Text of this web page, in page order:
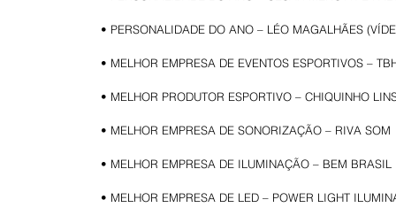
• PERSONALIDADE DO ANO – LÉO MAGALHÃES
• MELHOR EMPRESA DE EVENTOS ESPORTIVOS –
• MELHOR PRODUTOR ESPORTIVO – CHIQUINHO
• MELHOR EMPRESA DE SONORIZAÇÃO – RIVA SOM
• MELHOR EMPRESA DE ILUMINAÇÃO – BEM BRASIL
• MELHOR EMPRESA DE LED – POWER LIGHT